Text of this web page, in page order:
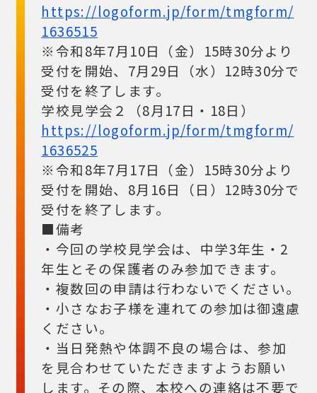
https://logoform.jp/form/tmgform/
1636515
※令和8年7月10日（金）15時30分より
受付を開始、7月29日（水）12時30分で
受付を終了します。
学校見学会２（8月17日・18日）
https://logoform.jp/form/tmgform/
1636525
※令和8年7月17日（金）15時30分より
受付を開始、8月16日（日）12時30分で
受付を終了します。
■備考
・今回の学校見学会は、中学3年生・2
年生とその保護者のみ参加できます。
・複数回の申請は行わないでください。
・小さなお子様を連れての参加は御遠慮
ください。
・当日発熱や体調不良の場合は、参加
を見合わせていただきますようお願い
します。その際、本校への連絡は不要で